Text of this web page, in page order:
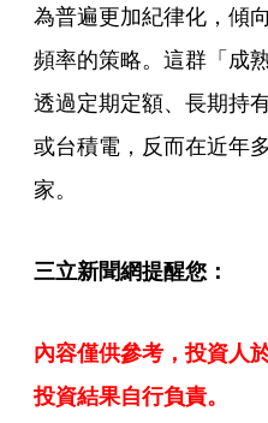
為普遍更加紀律化，傾
頻率的策略。這群「成
透過定期定額、長期持
或台積電，反而在近年
家。
三立新聞網提醒您：
內容僅供參考，投資人
投資結果自行負責。